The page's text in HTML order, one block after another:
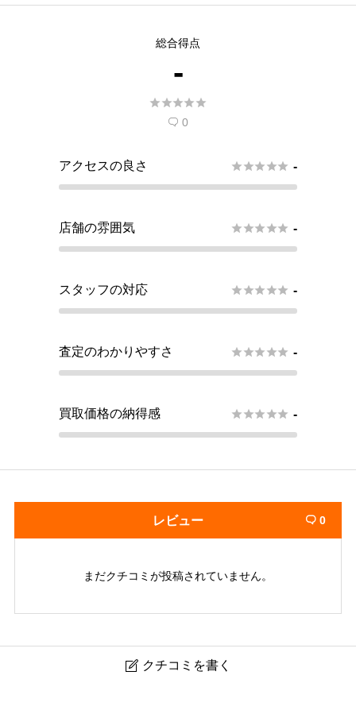
総合得点
-

 0
アクセスの良さ  -
店舗の雰囲気  -
スタッフの対応  -
査定のわかりやすさ  -
買取価格の納得感  -
レビュー  0
まだクチコミが投稿されていません。
 クチコミを書く